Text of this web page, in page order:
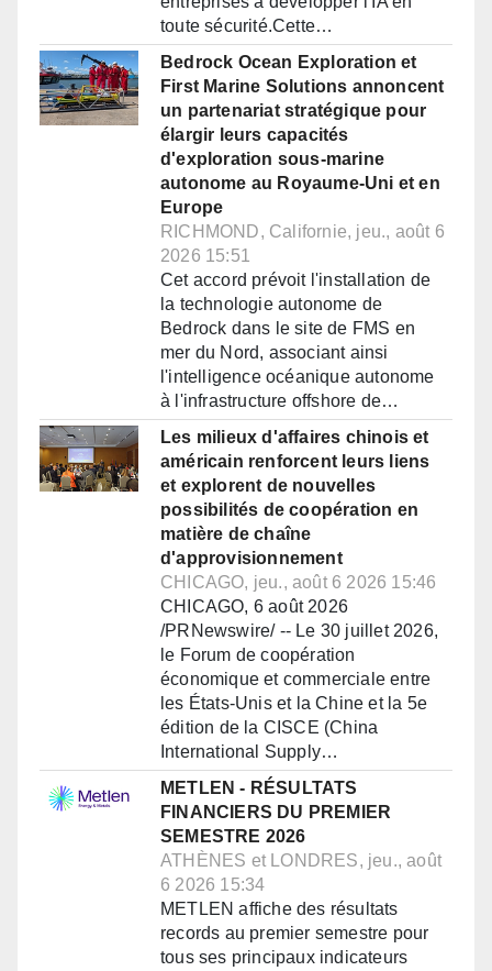
toute sécurité.Cette…
Bedrock Ocean Exploration et
First Marine Solutions annoncent
un partenariat stratégique pour
élargir leurs capacités
d'exploration sous-marine
autonome au Royaume-Uni et en
Europe
RICHMOND, Californie, jeu., août 6
2026 15:51
Cet accord prévoit l'installation de
la technologie autonome de
Bedrock dans le site de FMS en
mer du Nord, associant ainsi
l'intelligence océanique autonome
à l'infrastructure offshore de…
Les milieux d'affaires chinois et
américain renforcent leurs liens
et explorent de nouvelles
possibilités de coopération en
matière de chaîne
d'approvisionnement
CHICAGO, jeu., août 6 2026 15:46
CHICAGO, 6 août 2026
/PRNewswire/ -- Le 30 juillet 2026,
le Forum de coopération
économique et commerciale entre
les États-Unis et la Chine et la 5e
édition de la CISCE (China
International Supply…
METLEN - RÉSULTATS
FINANCIERS DU PREMIER
SEMESTRE 2026
ATHÈNES et LONDRES, jeu., août
6 2026 15:34
METLEN affiche des résultats
records au premier semestre pour
tous ses principaux indicateurs